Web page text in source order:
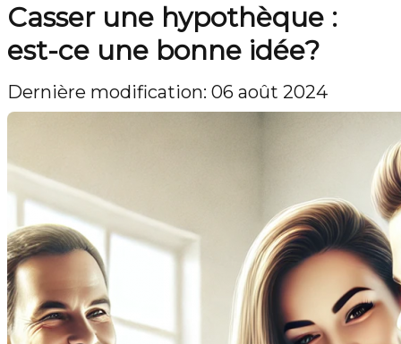
Casser une hypothèque :
est-ce une bonne idée?
Dernière modification: 06 août 2024